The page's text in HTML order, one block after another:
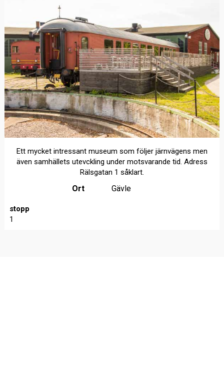
Ett mycket intressant museum som följer järnvägens men
även samhällets utevckling under motsvarande tid. Adress
Rälsgatan 1 såklart.
Ort Gävle
stopp
1